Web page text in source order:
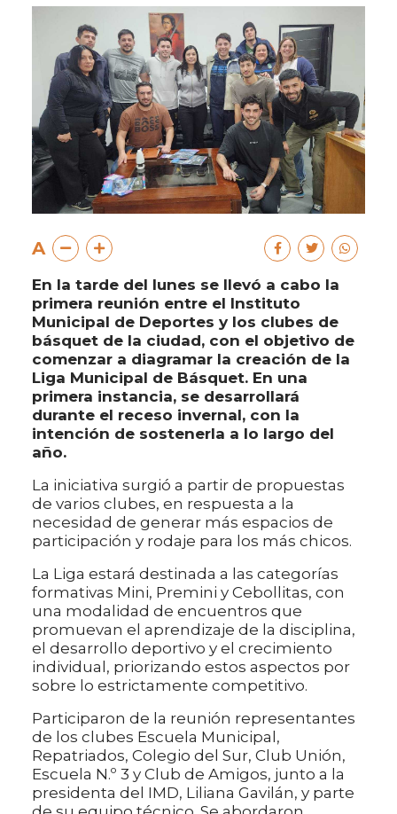
A
En la tarde del lunes se llevó a cabo la
primera reunión entre el Instituto
Municipal de Deportes y los clubes de
básquet de la ciudad, con el objetivo de
comenzar a diagramar la creación de la
Liga Municipal de Básquet. En una
primera instancia, se desarrollará
durante el receso invernal, con la
intención de sostenerla a lo largo del
año.
La iniciativa surgió a partir de propuestas
de varios clubes, en respuesta a la
necesidad de generar más espacios de
participación y rodaje para los más chicos.
La Liga estará destinada a las categorías
formativas Mini, Premini y Cebollitas, con
una modalidad de encuentros que
promuevan el aprendizaje de la disciplina,
el desarrollo deportivo y el crecimiento
individual, priorizando estos aspectos por
sobre lo estrictamente competitivo.
Participaron de la reunión representantes
de los clubes Escuela Municipal,
Repatriados, Colegio del Sur, Club Unión,
Escuela N.º 3 y Club de Amigos, junto a la
presidenta del IMD, Liliana Gavilán, y parte